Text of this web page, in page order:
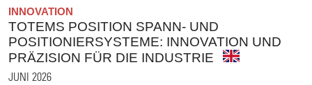
INNOVATION
TOTEMS POSITION SPANN- UND
POSITIONIERSYSTEME: INNOVATION UND
PRÄZISION FÜR DIE INDUSTRIE
JUNI 2026